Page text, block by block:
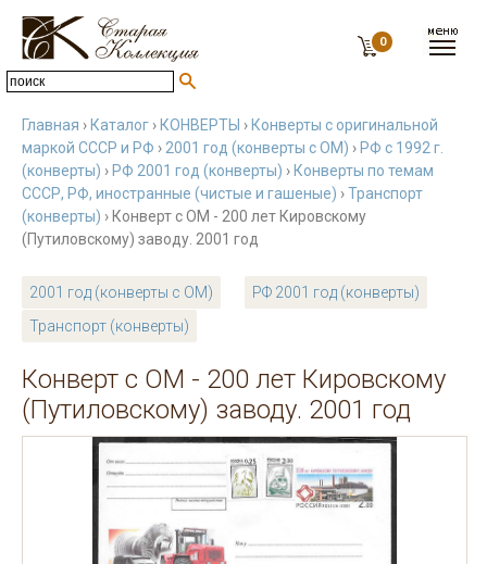
0
Главная › Каталог › КОНВЕРТЫ › Конверты с оригинальной
маркой СССР и РФ › 2001 год (конверты с ОМ) › РФ с 1992 г.
(конверты) › РФ 2001 год (конверты) › Конверты по темам
СССР, РФ, иностранные (чистые и гашеные) ›Транспорт
(конверты) › Конверт с ОМ - 200 лет Кировскому
(Путиловскому) заводу. 2001 год
2001 год (конверты с ОМ)
РФ 2001 год (конверты)
Транспорт (конверты)
Конверт с ОМ - 200 лет Кировскому
(Путиловскому) заводу. 2001 год